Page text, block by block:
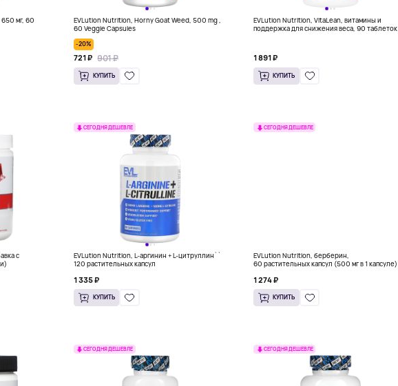
мг, 60
EVLution Nutrition, Horny Goat Weed, 500 mg ,
60 Veggie Capsules
-20%
721 ₽ 901 ₽
КУПИТЬ
EVLution Nutrition, VitaLean, витамины и
поддержка для снижения веса, 90 таблеток
1 891 ₽
КУПИТЬ
с
СЕГОДНЯ ДЕШЕВЛЕ
EVLution Nutrition, L-аргинин + L-цитруллин``
120 растительных капсул
1 335 ₽
КУПИТЬ
СЕГОДНЯ ДЕШЕВЛЕ
EVLution Nutrition, берберин,
60 растительных капсул (500 мг в 1 капсуле)
1 274 ₽
КУПИТЬ
СЕГОДНЯ ДЕШЕВЛЕ СЕГОДНЯ ДЕШЕВЛЕ